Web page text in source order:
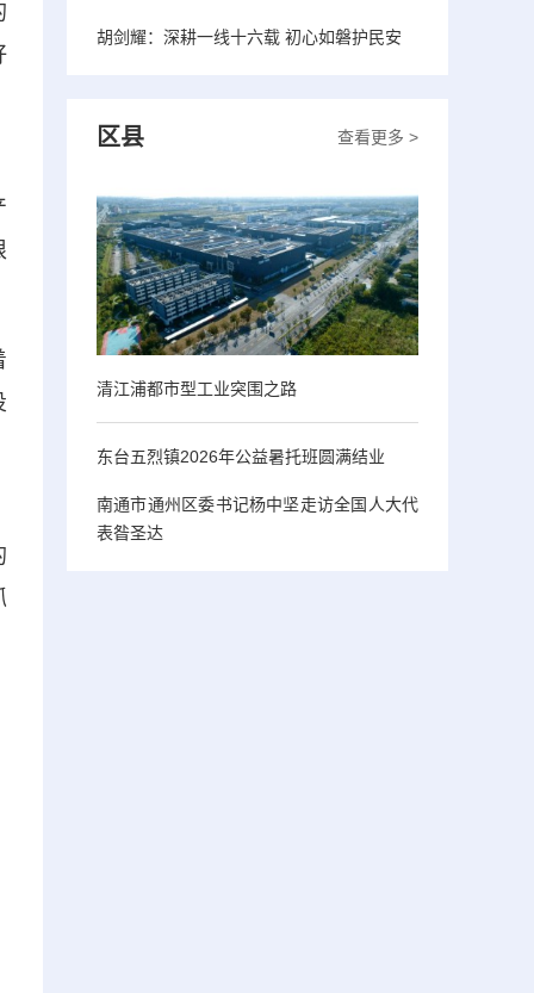
胡剑耀：深耕一线十六载 初心如磐护民安
查看更多 >
区县
清江浦都市型工业突围之路
东台五烈镇2026年公益暑托班圆满结业
南通市通州区委书记杨中坚走访全国人大代
表昝圣达